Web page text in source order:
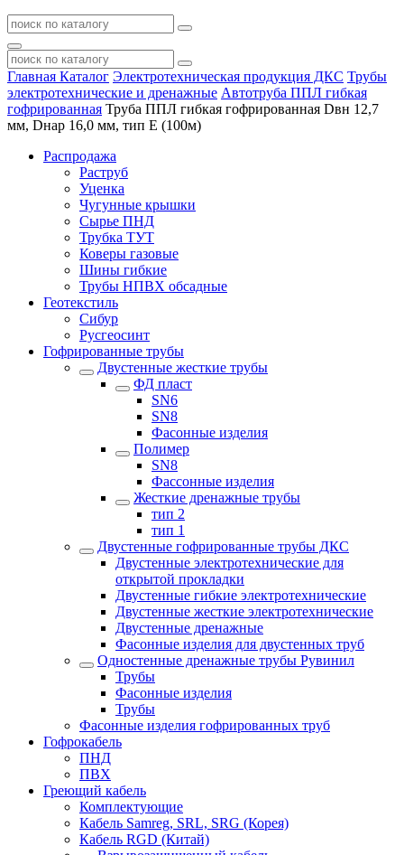
Главная Каталог Электротехническая продукция ДКС Трубы
электротехнические и дренажные Автотруба ППЛ гибкая
гофрированная Труба ППЛ гибкая гофрированная Dвн 12,7
мм, Dнар 16,0 мм, тип Е (100м)
Распродажа
Раструб
Уценка
Чугунные крышки
Сырье ПНД
Трубка ТУТ
Коверы газовые
Шины гибкие
Трубы НПВХ обсадные
Геотекстиль
Сибур
Русгеосинт
Гофрированные трубы
Двустенные жесткие трубы
ФД пласт
SN6
SN8
Фасонные изделия
Полимер
SN8
Фассонные изделия
Жесткие дренажные трубы
тип 2
тип 1
Двустенные гофрированные трубы ДКС
Двустенные электротехнические для
открытой прокладки
Двустенные гибкие электротехнические
Двустенные жесткие электротехнические
Двустенные дренажные
Фасонные изделия для двустенных труб
Одностенные дренажные трубы Рувинил
Трубы
Фасонные изделия
Трубы
Фасонные изделия гофрированных труб
Гофрокабель
ПНД
ПВХ
Греющий кабель
Комплектующие
Кабель Samreg, SRL, SRG (Корея)
Кабель RGD (Китай)